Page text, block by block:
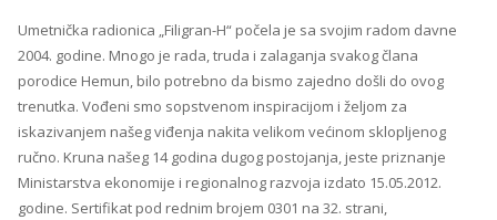
Umetnička radionica „Filigran-H“ počela je sa svojim radom davne
2004. godine. Mnogo je rada, truda i zalaganja svakog člana
porodice Hemun, bilo potrebno da bismo zajedno došli do ovog
trenutka. Vođeni smo sopstvenom inspiracijom i željom za
iskazivanjem našeg viđenja nakita velikom većinom sklopljenog
ručno. Kruna našeg 14 godina dugog postojanja, jeste priznanje
Ministarstva ekonomije i regionalnog razvoja izdato 15.05.2012.
godine. Sertifikat pod rednim brojem 0301 na 32. strani,